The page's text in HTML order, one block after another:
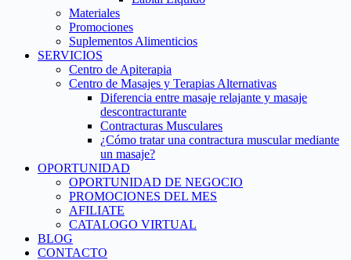
Materiales
Promociones
Suplementos Alimenticios
SERVICIOS
Centro de Apiterapia
Centro de Masajes y Terapias Alternativas
Diferencia entre masaje relajante y masaje
descontracturante
Contracturas Musculares
¿Cómo tratar una contractura muscular mediante
un masaje?
OPORTUNIDAD
OPORTUNIDAD DE NEGOCIO
PROMOCIONES DEL MES
AFILIATE
CATALOGO VIRTUAL
BLOG
CONTACTO